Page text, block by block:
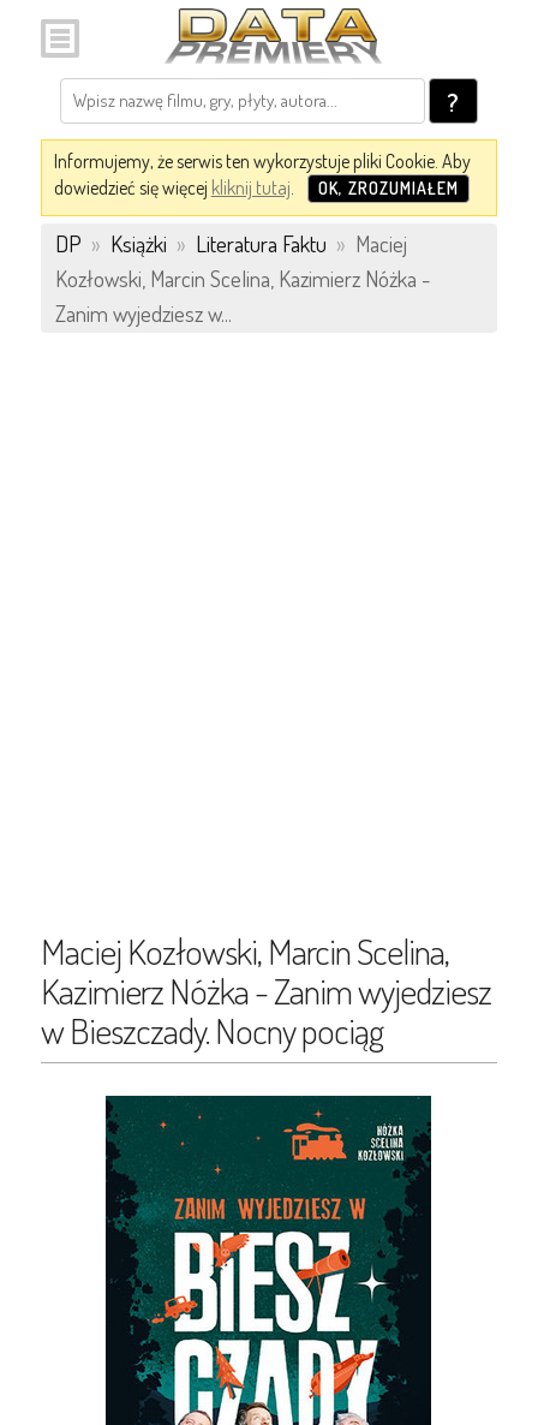
?
Informujemy, że serwis ten wykorzystuje pliki Cookie. Aby
dowiedzieć się więcej kliknij tutaj. OK, ZROZUMIAŁEM
DP » Książki » Literatura Faktu » Maciej
Kozłowski, Marcin Scelina, Kazimierz Nóżka -
Zanim wyjedziesz w...
Maciej Kozłowski, Marcin Scelina,
Kazimierz Nóżka - Zanim wyjedziesz
w Bieszczady. Nocny pociąg